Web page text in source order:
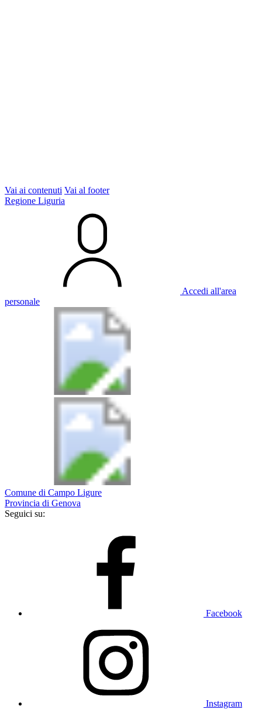
Vai ai contenuti Vai al footer
Regione Liguria
Accedi all'area
personale
Comune di Campo Ligure
Provincia di Genova
Seguici su:
Facebook
Instagram